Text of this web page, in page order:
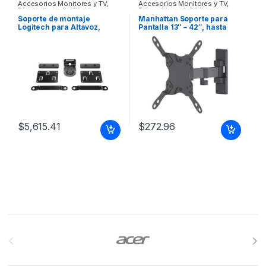
Accesorios Monitores y TV,
Dispositivos de Video
Soporte de montaje
Logitech para Altavoz,
$5,615.41
Accesorios Monitores y TV,
Dispositivos de Video
Manhattan Soporte para
Pantalla 13″ – 42″, hasta
20KG, Negro TV
ARTICULADO 13 A 42 20KG
$272.96